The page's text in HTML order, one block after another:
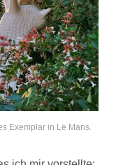
Exemplar in Le Mans.